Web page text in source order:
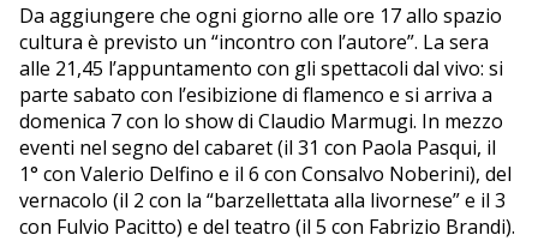
Da aggiungere che ogni giorno alle ore 17 allo spazio
cultura è previsto un “incontro con l’autore”. La sera
alle 21,45 l’appuntamento con gli spettacoli dal vivo: si
parte sabato con l’esibizione di flamenco e si arriva a
domenica 7 con lo show di Claudio Marmugi. In mezzo
eventi nel segno del cabaret (il 31 con Paola Pasqui, il
1° con Valerio Delfino e il 6 con Consalvo Noberini), del
vernacolo (il 2 con la “barzellettata alla livornese” e il 3
con Fulvio Pacitto) e del teatro (il 5 con Fabrizio Brandi).